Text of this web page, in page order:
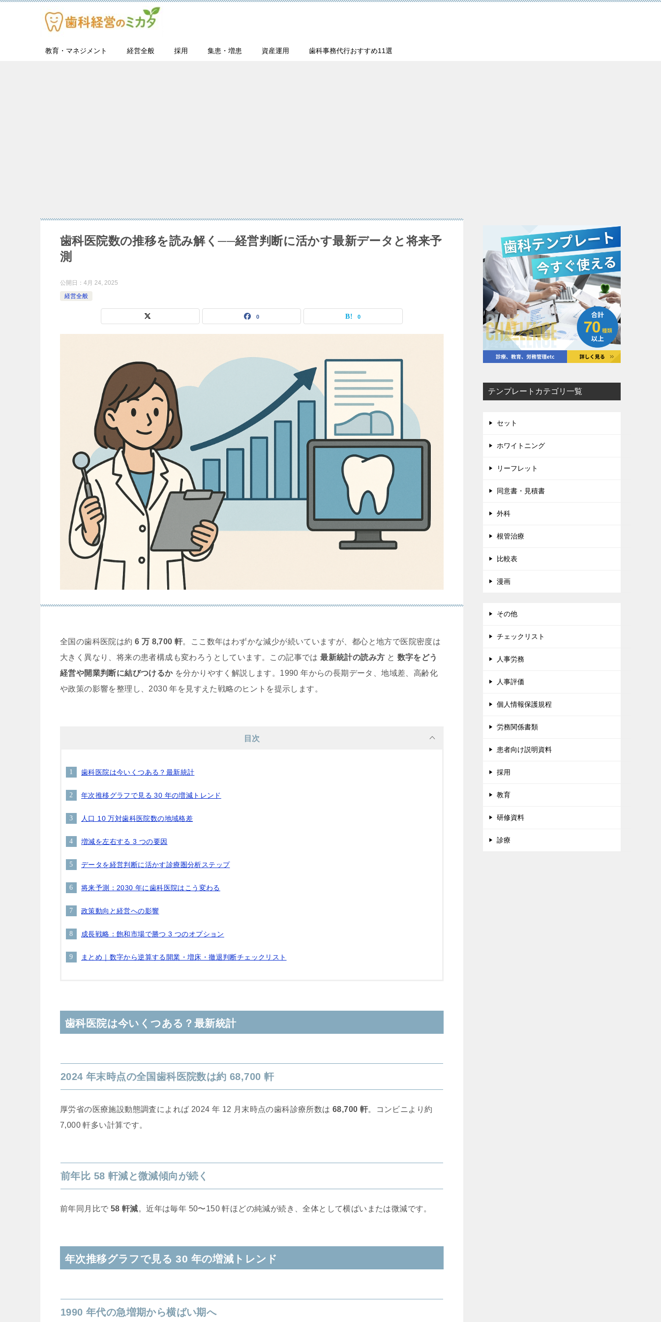
教育・マネジメント 経営全般 採用 集患・増患 資産運用 歯科事務代行おすすめ11選
歯科医院数の推移を読み解く──経営判断に活かす最新データと将来予
測
公開日： 4月 24, 2025
経営全般
0 0
全国の歯科医院は約 6 万 8,700 軒。ここ数年はわずかな減少が続いていますが、都心と地方で医院密度は
大きく異なり、将来の患者構成も変わろうとしています。この記事では最新統計の読み方 と 数字をどう
経営や開業判断に結びつけるかを分かりやすく解説します。1990 年からの長期データ、地域差、高齢化
や政策の影響を整理し、2030 年を見すえた戦略のヒントを提示します。
目次
歯科医院は今いくつある？最新統計
年次推移グラフで見る 30 年の増減トレンド
人口 10 万対歯科医院数の地域格差
増減を左右する 3 つの要因
データを経営判断に活かす診療圏分析ステップ
将来予測：2030 年に歯科医院はこう変わる
政策動向と経営への影響
成長戦略：飽和市場で勝つ 3 つのオプション
まとめ｜数字から逆算する開業・増床・撤退判断チェックリスト
歯科医院は今いくつある？最新統計
2024 年末時点の全国歯科医院数は約 68,700 軒
厚労省の医療施設動態調査によれば 2024 年 12 月末時点の歯科診療所数は68,700 軒。コンビニより約
7,000 軒多い計算です。
前年比 58 軒減と微減傾向が続く
前年同月比で 58 軒減。近年は毎年 50〜150 軒ほどの純減が続き、全体として横ばいまたは微減です。
年次推移グラフで見る 30 年の増減トレンド
1990 年代の急増期から横ばい期へ
テンプレートカテゴリ一覧
セット
ホワイトニング
リーフレット
同意書・見積書
外科
根管治療
比較表
漫画
その他
チェックリスト
人事労務
人事評価
個人情報保護規程
労務関係書類
患者向け説明資料
採用
教育
研修資料
診療